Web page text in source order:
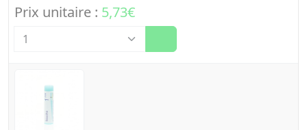
Prix unitaire : 5,73€